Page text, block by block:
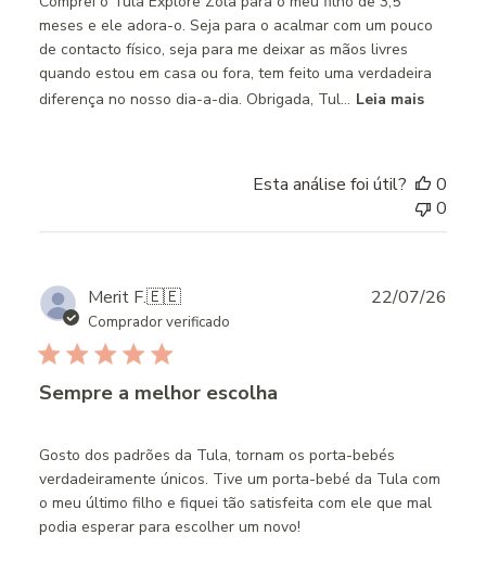
meses e ele adora-o. Seja para o acalmar com um pouco
de contacto físico, seja para me deixar as mãos livres
quando estou em casa ou fora, tem feito uma verdadeira
diferença no nosso dia-a-dia. Obrigada, Tul... Leia mais
Esta análise foi útil?
0
0
Merit F.🇪🇪
Comprador verificado
Sempre a melhor escolha
Gosto dos padrões da Tula, tornam os porta-bebés
verdadeiramente únicos. Tive um porta-bebé da Tula com
o meu último filho e fiquei tão satisfeita com ele que mal
podia esperar para escolher um novo!
22/07/26